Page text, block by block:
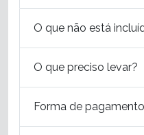
O que não está
O que preciso levar?
Forma de pagamento